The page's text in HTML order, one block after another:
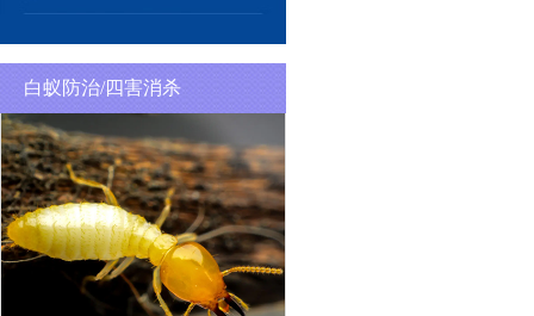
白蚁防治/四害消杀